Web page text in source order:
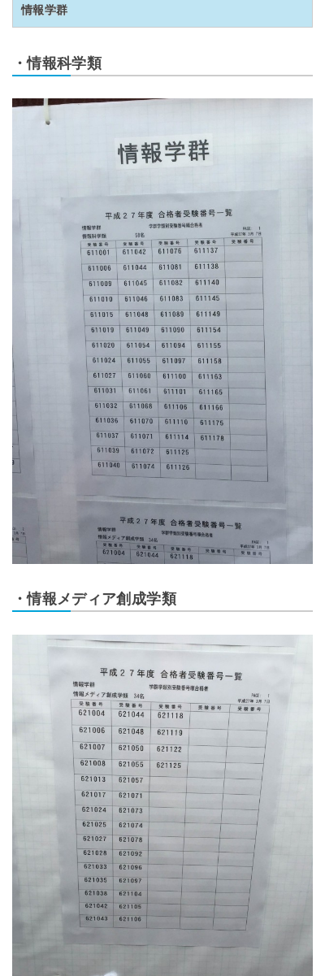
情報学群
・情報科学類
・情報メディア創成学類